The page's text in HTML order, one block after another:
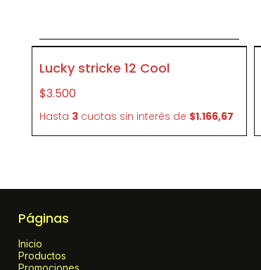
P168
Lucky stricke 12 Cool
$3.500
Hasta 3 cuotas sin interés de $1.166,67
Páginas
Inicio
Productos
Promociones